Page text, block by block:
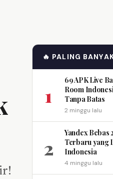
🔥 PALING
1
69 APK Live
Room
Tanpa Batas
2 minggu lalu
2
Yandex Bebas
Terbaru yang
Indonesia
4 minggu lalu